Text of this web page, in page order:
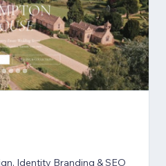
Identity Branding & SEO